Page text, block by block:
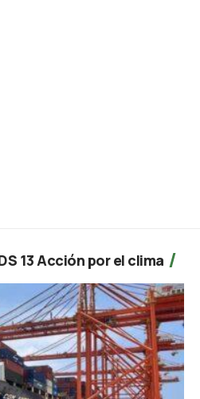
13 Acción por el clima